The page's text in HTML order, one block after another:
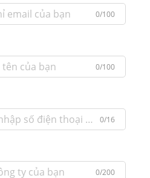
0/100
0/100
0/16
0/200